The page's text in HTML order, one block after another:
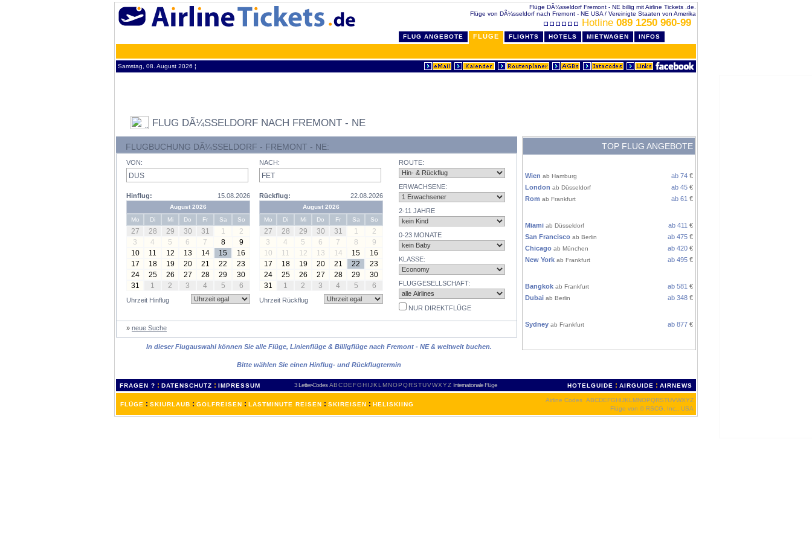
Flüge DÃ¼sseldorf Fremont - NE billig mit Airline Tickets .de.
Flüge von DÃ¼sseldorf nach Fremont - NE USA / Vereinigte Staaten von Amerika
Hotline 089 1250 960-99
FLUG ANGEBOTE FLÜGE FLIGHTS HOTELS MIETWAGEN INFOS
Samstag, 08. August 2026 ¦
FLUG DÃ¼SSELDORF NACH FREMONT - NE
FLUGBUCHUNG DÃ¼SSELDORF - FREMONT - NE:
VON:
Hinflug: 15.08.2026
August 2026
Mo
Di Mi Do Fr Sa So
27 28 29 30 31 1
2
3
4 5 6 7 8
9
10
11 12 13 14 15
16
17
18 19 20 21 22
23
24
25 26 27 28 29
30
31
1 2 3 4 5 6
Uhrzeit Hinflug
NACH:
Rückflug: 22.08.2026
August 2026
Mo
Di Mi Do Fr Sa So
27 28 29 30 31 1
2
3
4 5 6 7 8
9
10
11 12 13 14 15
16
17
18 19 20 21 22
23
24
25 26 27 28 29
30
31
1 2 3 4 5 6
Uhrzeit Rückflug
ROUTE:
ERWACHSENE:
2-11 JAHRE
0-23 MONATE
KLASSE:
FLUGGESELLSCHAFT:
NUR DIREKTFLÜGE
» neue Suche
In dieser Flugauswahl können Sie alle Flüge, Linienflüge & Billigflüge nach Fremont - NE & weltweit buchen.
Bitte wählen Sie einen Hinflug- und Rückflugtermin
TOP FLUG ANGEBOTE
Wien ab Hamburg ab 74 €
London ab Düsseldorf ab 45 €
Rom ab Frankfurt ab 61 €
Miami ab Düsseldorf ab 411 €
San Francisco ab Berlin ab 475 €
Chicago ab München ab 420 €
New York ab Frankfurt ab 495 €
Bangkok ab Frankfurt ab 581 €
Dubai ab Berlin ab 348 €
Sydney ab Frankfurt ab 877 €
FRAGEN ? : DATENSCHUTZ : IMPRESSUM 3 Letter-Codes ABCDEFGH IJKL MNOPQRSTUVWXYZ Internationale Flüge HOTELGUIDE : AIRGUIDE : AIRNEWS
FLÜGE : SKIURLAUB : GOLFREISEN : LASTMINUTE REISEN : SKIREISEN : HELISKIING
Airline Codes ABCDEFGHIJKL MNOPQRSTUVWXYZ
Flüge von © RSCG, Inc., USA